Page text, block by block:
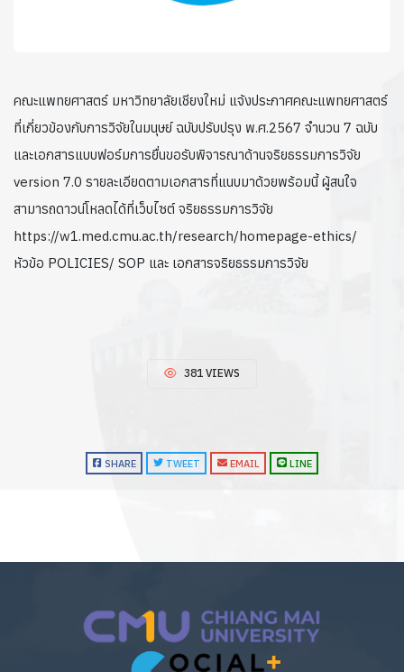
คณะแพทยศาสตร์ มหาวิทยาลัยเชียงใหม่ แจ้งประกาศคณะแพทยศาสตร์
ที่เกี่ยวข้องกับการวิจัยในมนุษย์ ฉบับปรับปรุง พ.ศ.2567 จำนวน 7 ฉบับ
และเอกสารแบบฟอร์มการยื่นขอรับพิจารณาด้านจริยธรรมการวิจัย
version 7.0 รายละเอียดตามเอกสารที่แนบมาด้วยพร้อมนี้ ผู้สนใจ
สามารถดาวน์โหลดได้ที่เว็บไซต์ จริยธรรมการวิจัย
https://w1.med.cmu.ac.th/research/homepage-ethics/
หัวข้อ POLICIES/ SOP และ เอกสารจริยธรรมการวิจัย
381 VIEWS
SHARE TWEET EMAIL LINE